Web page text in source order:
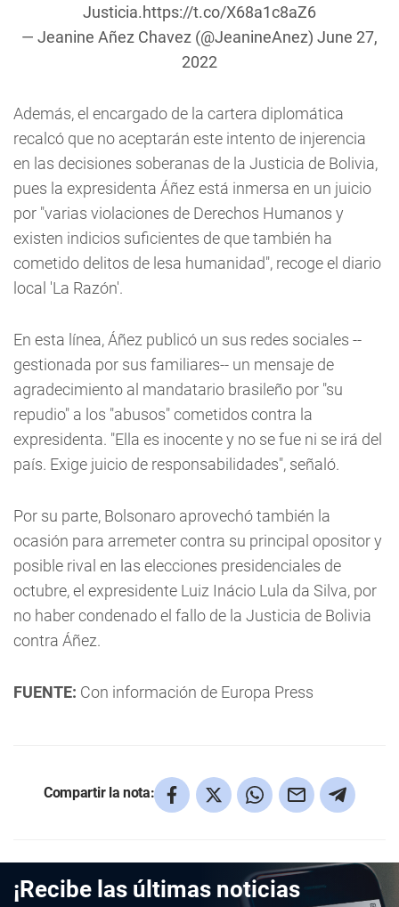
Justicia. https://t.co/X68a1c8aZ6
— Jeanine Añez Chavez (@JeanineAnez) June 27,
2022
Además, el encargado de la cartera diplomática
recalcó que no aceptarán este intento de injerencia
en las decisiones soberanas de la Justicia de Bolivia,
pues la expresidenta Áñez está inmersa en un juicio
por "varias violaciones de Derechos Humanos y
existen indicios suficientes de que también ha
cometido delitos de lesa humanidad", recoge el diario
local 'La Razón'.
En esta línea, Áñez publicó un sus redes sociales --
gestionada por sus familiares-- un mensaje de
agradecimiento al mandatario brasileño por "su
repudio" a los "abusos" cometidos contra la
expresidenta. "Ella es inocente y no se fue ni se irá del
país. Exige juicio de responsabilidades", señaló.
Por su parte, Bolsonaro aprovechó también la
ocasión para arremeter contra su principal opositor y
posible rival en las elecciones presidenciales de
octubre, el expresidente Luiz Inácio Lula da Silva, por
no haber condenado el fallo de la Justicia de Bolivia
contra Áñez.
FUENTE: Con información de Europa Press
Compartir la nota:
¡Recibe las últimas noticias